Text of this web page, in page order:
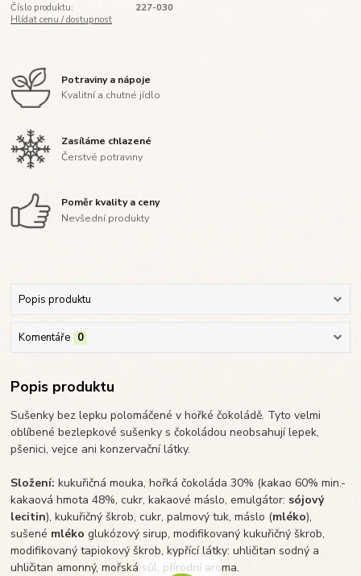
Číslo produktu:
227-030
Hlídat cenu / dostupnost
Potraviny a nápoje
Kvalitní a chutné jídlo
Zasíláme chlazené
Čerstvé potraviny
Poměr kvality a ceny
Nevšední produkty
Popis produktu
Komentáře 0
Popis produktu
Sušenky bez lepku polomáčené v hořké čokoládě. Tyto velmi
oblíbené bezlepkové sušenky s čokoládou neobsahují lepek,
pšenici, vejce ani konzervační látky.
Složení:kukuřičná mouka, hořká čokoláda 30% (kakao 60% min.-
kakaová hmota 48%, cukr, kakaové máslo, emulgátor: sójový
lecitin), kukuřičný škrob, cukr, palmový tuk, máslo (mléko),
sušené mléko glukózový sirup, modifikovaný kukuřičný škrob,
modifikovaný tapiokový škrob, kypřící látky: uhličitan sodný a
uhličitan amonný, mořská sůl, přírodní aroma.